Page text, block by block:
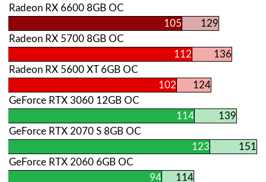
Radeon RX 6600 8GB OC
105
129
Radeon RX 5700 8GB OC
112
136
Radeon RX 5600 XT 6GB OC
102
124
GeForce RTX 3060 12GB OC
114
139
GeForce RTX 2070 S 8GB OC
123
151
GeForce RTX 2060 6GB OC
94
114